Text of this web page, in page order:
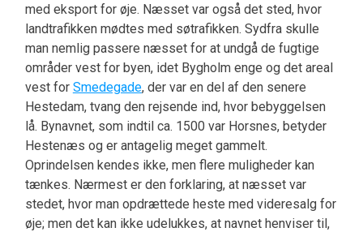
med eksport for øje. Næsset var også det sted, hvor
landtrafikken mødtes med søtrafikken. Sydfra skulle
man nemlig passere næsset for at undgå de fugtige
områder vest for byen, idet Bygholm enge og det areal
vest for Smedegade, der var en del af den senere
Hestedam, tvang den rejsende ind, hvor bebyggelsen
lå. Bynavnet, som indtil ca. 1500 var Horsnes, betyder
Hestenæs og er antagelig meget gammelt.
Oprindelsen kendes ikke, men flere muligheder kan
tænkes. Nærmest er den forklaring, at næsset var
stedet, hvor man opdrættede heste med videresalg for
øje; men det kan ikke udelukkes, at navnet henviser til,